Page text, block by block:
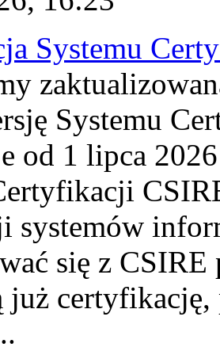
Systemu
Systemu
od 1 lipca
systemów
się z
już